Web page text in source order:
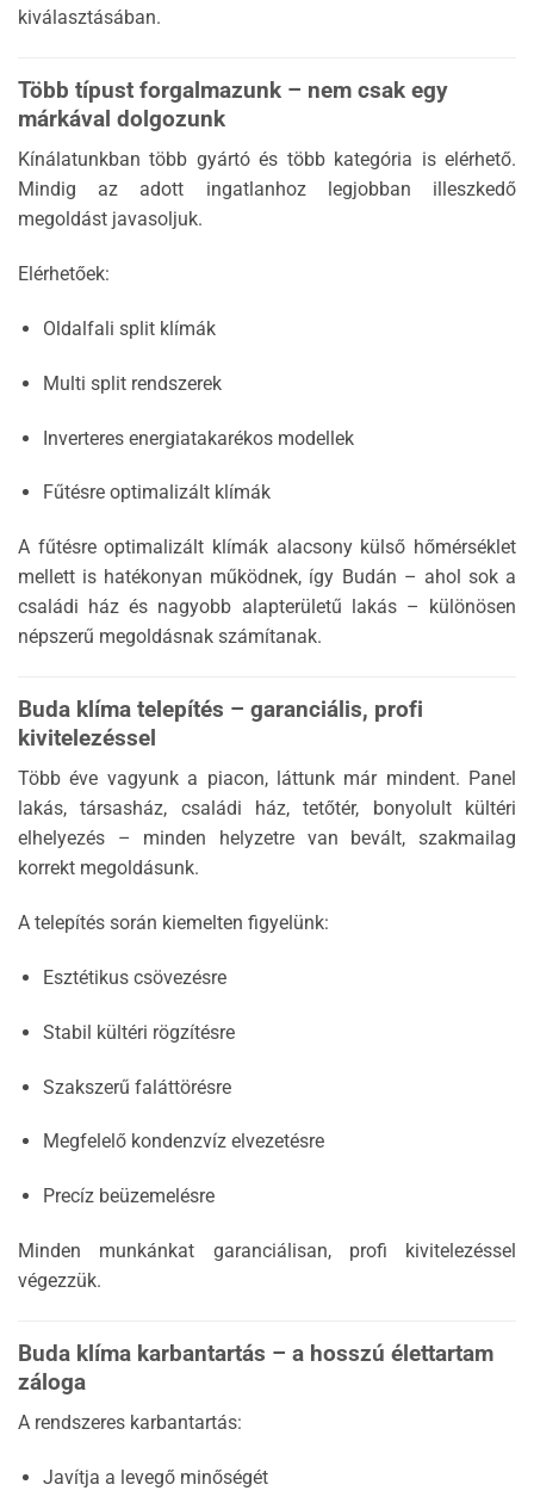
kiválasztásában.
Több típust forgalmazunk – nem csak egy
márkával dolgozunk
Kínálatunkban több gyártó és több kategória is elérhető.
Mindig az adott ingatlanhoz legjobban illeszkedő
megoldást javasoljuk.
Elérhetőek:
Oldalfali split klímák
Multi split rendszerek
Inverteres energiatakarékos modellek
Fűtésre optimalizált klímák
A fűtésre optimalizált klímák alacsony külső hőmérséklet
mellett is hatékonyan működnek, így Budán – ahol sok a
családi ház és nagyobb alapterületű lakás – különösen
népszerű megoldásnak számítanak.
Buda klíma telepítés – garanciális, profi
kivitelezéssel
Több éve vagyunk a piacon, láttunk már mindent. Panel
lakás, társasház, családi ház, tetőtér, bonyolult kültéri
elhelyezés – minden helyzetre van bevált, szakmailag
korrekt megoldásunk.
A telepítés során kiemelten figyelünk:
Esztétikus csövezésre
Stabil kültéri rögzítésre
Szakszerű faláttörésre
Megfelelő kondenzvíz elvezetésre
Precíz beüzemelésre
Minden munkánkat garanciálisan, profi kivitelezéssel
végezzük.
Buda klíma karbantartás – a hosszú élettartam
záloga
A rendszeres karbantartás:
Javítja a levegő minőségét